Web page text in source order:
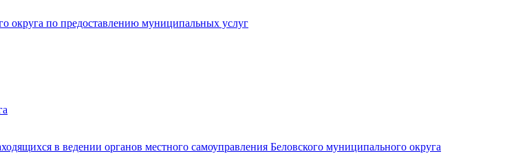
округа по предоставлению муниципальных услуг
в ведении органов местного самоуправления Беловского муниципального округа